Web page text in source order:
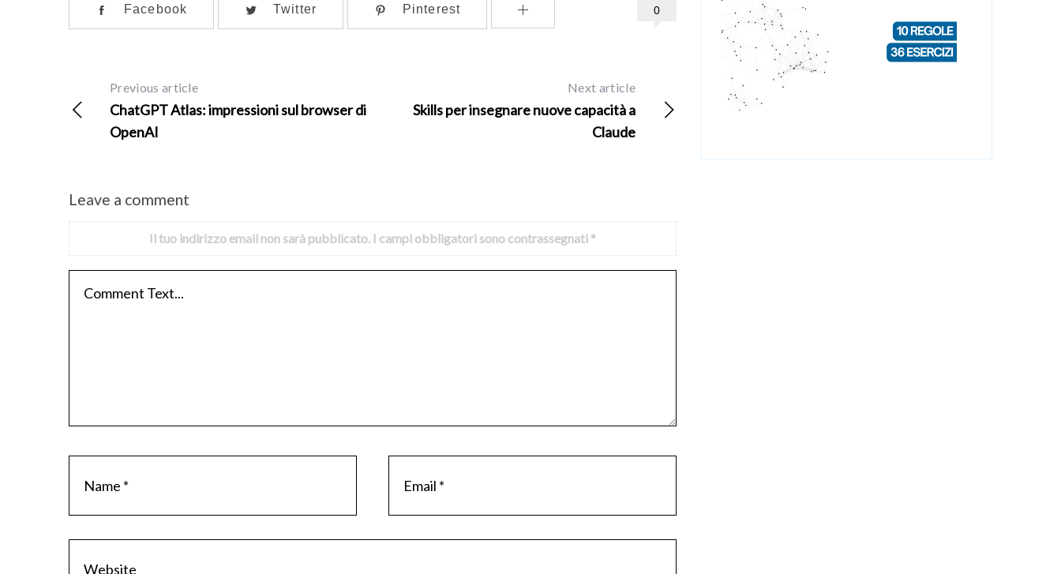
0
Facebook Twitter Pinterest
Previous article
ChatGPT Atlas: impressioni sul browser di
OpenAI
Next article
Skills per insegnare nuove capacità a
Claude
Leave a comment
Il tuo indirizzo email non sarà pubblicato. I campi obbligatori sono contrassegnati *